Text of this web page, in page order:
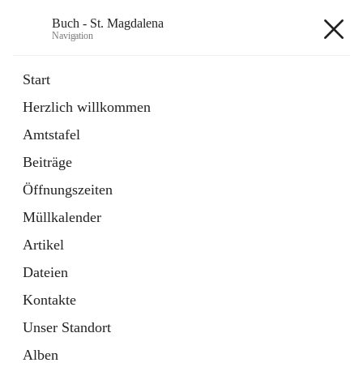
Buch - St. Magdalena
Navigation
Start
Herzlich willkommen
Amtstafel
Beiträge
Öffnungszeiten
Müllkalender
Artikel
Dateien
Kontakte
Unser Standort
Alben
11 Schnellzugriffe
Bürgerservice
10 Schnellzugriffe